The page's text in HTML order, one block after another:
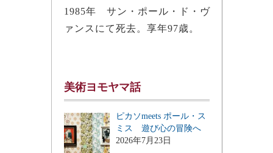
1985年 サン・ポール・ド・ヴ
ァンスにて死去。享年97歳。
美術ヨモヤマ話
ピカソmeets ポール・ス
ミス 遊び心の冒険へ
2026年7月23日